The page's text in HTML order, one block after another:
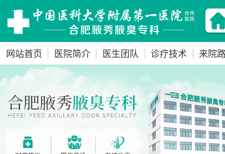
网站首页 医院简介 医生团队 诊疗技术 来院